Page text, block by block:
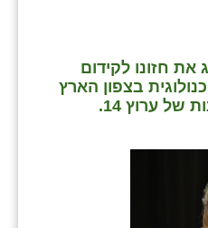
חזונו לקידום
בצפון הארץ
ערוץ 14.